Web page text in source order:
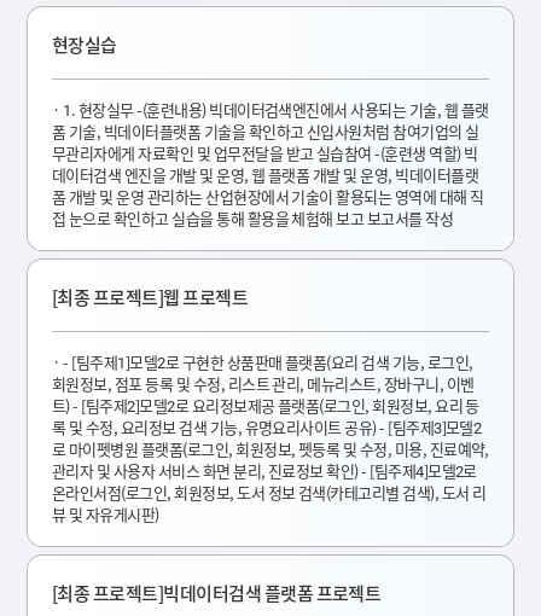
현장실습
1. 현장실무 -(훈련내용) 빅데이터검색엔진에서 사용되는 기술, 웹 플랫
폼 기술, 빅데이터플랫폼 기술을 확인하고 신입사원처럼 참여기업의 실
무관리자에게 자료확인 및 업무전달을 받고 실습참여 -(훈련생 역할) 빅
데이터검색 엔진을 개발 및 운영, 웹 플랫폼 개발 및 운영, 빅데이터플랫
폼 개발 및 운영 관리하는 산업현장에서 기술이 활용되는 영역에 대해 직
접 눈으로 확인하고 실습을 통해 활용을 체험해 보고 보고서를 작성
[최종 프로젝트]웹 프로젝트
- [팀주제1]모델2로 구현한 상품판매 플랫폼(요리 검색 기능, 로그인,
회원정보, 점포 등록 및 수정, 리스트 관리, 메뉴리스트, 장바구니, 이벤
트) - [팀주제2]모델2로 요리정보제공 플랫폼(로그인, 회원정보, 요리 등
록 및 수정, 요리정보 검색 기능, 유명요리사이트 공유) - [팀주제3]모델2
로 마이펫병원 플랫폼(로그인, 회원정보, 펫등록 및 수정, 미용, 진료예약,
관리자 및 사용자 서비스 화면 분리, 진료정보 확인) - [팀주제4]모델2로
온라인서점(로그인, 회원정보, 도서 정보 검색(카테고리별 검색), 도서 리
뷰 및 자유게시판)
[최종 프로젝트]빅데이터검색 플랫폼 프로젝트